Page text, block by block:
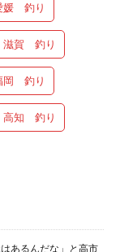
媛 釣り
滋賀 釣り
岡 釣り
高知 釣り
あるんだな」と高市